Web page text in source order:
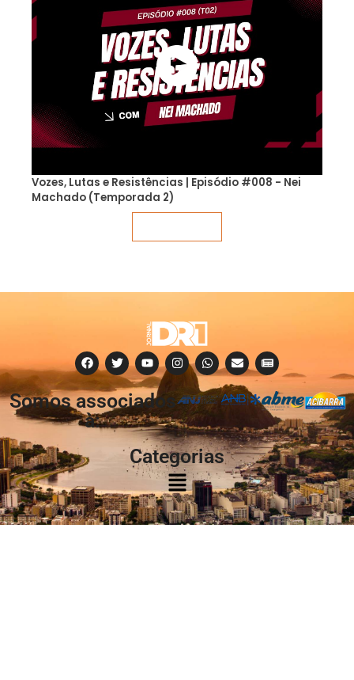
Vozes, Lutas e Resistências | Episódio #008 - Nei
Machado (Temporada 2)
Somos associados
à:
Categorias